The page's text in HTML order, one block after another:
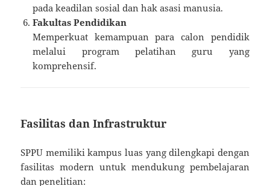
pada keadilan sosial dan hak asasi manusia.
Fakultas Pendidikan
Memperkuat kemampuan para calon pendidik
melalui program pelatihan guru yang
komprehensif.
Fasilitas dan Infrastruktur
SPPU memiliki kampus luas yang dilengkapi dengan
fasilitas modern untuk mendukung pembelajaran
dan penelitian: